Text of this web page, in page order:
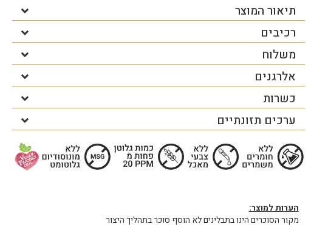
תיאור המוצר
רכיבים
משלוח
אלרגנים
כשרות
ערכים תזונתיים
הערות למוצר:
מקור הסוכרים הינו בתבלינים לא הוסף סוכר בתהליך היצור